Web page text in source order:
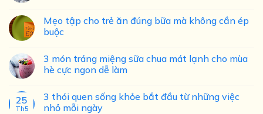
Mẹo tập cho trẻ ăn đúng bữa mà không cần ép
buộc
3 món tráng miệng sữa chua mát lạnh cho mùa
hè cực ngon dễ làm
25
Th5
3 thói quen sống khỏe bắt đầu từ những việc
nhỏ mỗi ngày